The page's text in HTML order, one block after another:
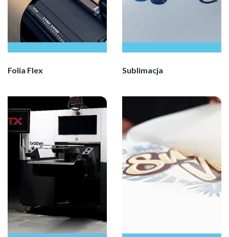
Folia Flex Sublimacja